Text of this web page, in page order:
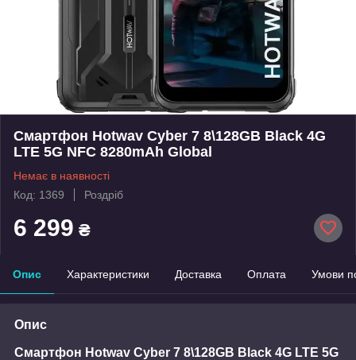
Смартфон Hotwav Cyber 7 8\128GB Black 4G
LTE 5G NFC 8280mAh Global
Немає в наявності
Код: 1369
Роздріб
6 299 ₴
Опис Характеристики Доставка Оплата Умови
Опис
Смартфон Hotwav Cyber 7 8\128GB Black 4G LTE 5G